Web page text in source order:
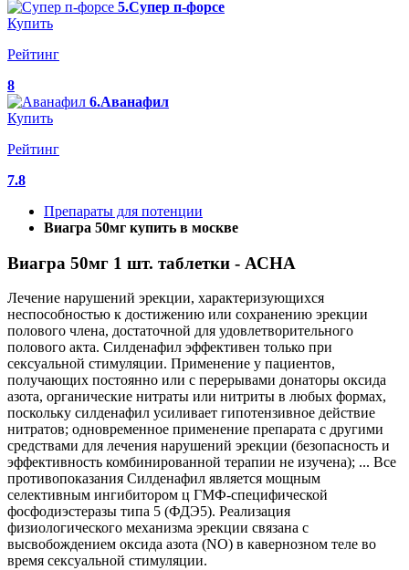
5.Супер п-форсе
Купить
Рейтинг
8
6.Аванафил
Купить
Рейтинг
7.8
Препараты для потенции
Виагра 50мг купить в москве
Виагра 50мг 1 шт. таблетки - АСНА
Лечение нарушений эрекции, характеризующихся
неспособностью к достижению или сохранению эрекции
полового члена, достаточной для удовлетворительного
полового акта. Силденафил эффективен только при
сексуальной стимуляции. Применение у пациентов,
получающих постоянно или с перерывами донаторы оксида
азота, органические нитраты или нитриты в любых формах,
поскольку силденафил усиливает гипотензивное действие
нитратов; одновременное применение препарата с другими
средствами для лечения нарушений эрекции (безопасность и
эффективность комбинированной терапии не изучена); ... Все
противопоказания Силденафил является мощным
селективным ингибитором ц ГМФ-специфической
фосфодиэстеразы типа 5 (ФДЭ5). Реализация
физиологического механизма эрекции связана с
высвобождением оксида азота (NO) в кавернозном теле во
время сексуальной стимуляции.